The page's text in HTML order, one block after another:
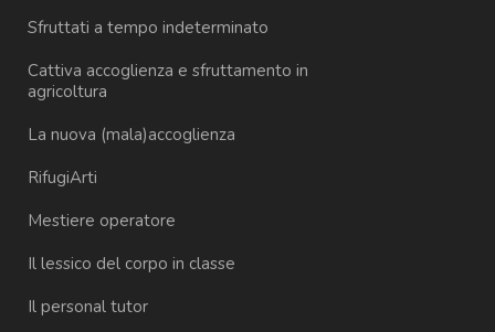
Sfruttati a tempo indeterminato
Cattiva accoglienza e sfruttamento in
agricoltura
La nuova (mala)accoglienza
RifugiArti
Mestiere operatore
Il lessico del corpo in classe
Il personal tutor